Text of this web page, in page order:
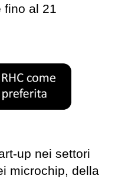
fino al 21
up nei settori
microchip, della